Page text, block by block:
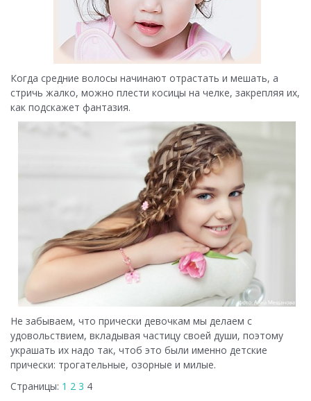
Когда средние волосы начинают отрастать и мешать, а
стричь жалко, можно плести косицы на челке, закрепляя их,
как подскажет фантазия.
Не забываем, что прически девочкам мы делаем с
удовольствием, вкладывая частицу своей души, поэтому
украшать их надо так, чтоб это были именно детские
прически: трогательные, озорные и милые.
Страницы: 1 2 3 4